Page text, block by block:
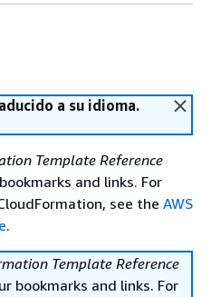
a su idioma.
Template Reference
and links. For
see the AWS
.
Template Reference
bookmarks and links. For